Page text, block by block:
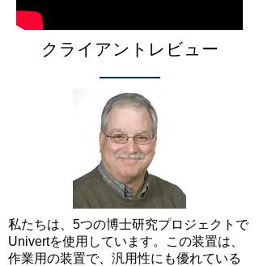
クライアントレビュー
私たちは、5つの博士研究プロジェクトで
Univertを使用しています。この装置は、
作業用の装置で、汎用性にも優れている